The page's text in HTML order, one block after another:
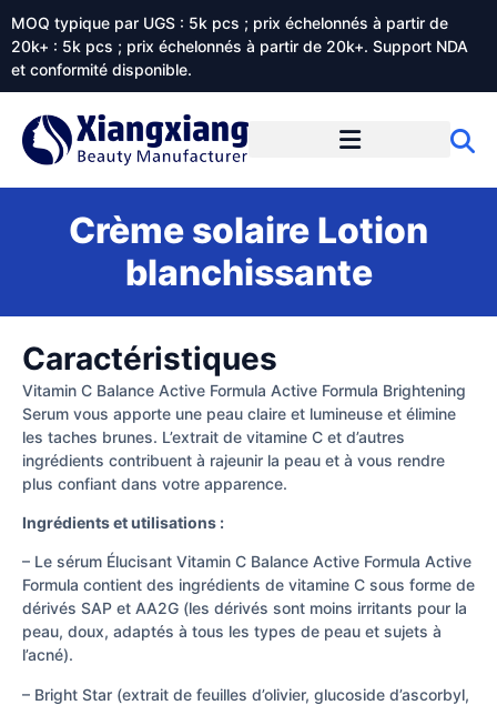
MOQ typique par UGS : 5k pcs ; prix échelonnés à partir de
20k+ : 5k pcs ; prix échelonnés à partir de 20k+. Support NDA
et conformité disponible.
Crème solaire Lotion
blanchissante
Caractéristiques
Vitamin C Balance Active Formula Active Formula Brightening
Serum vous apporte une peau claire et lumineuse et élimine
les taches brunes. L’extrait de vitamine C et d’autres
ingrédients contribuent à rajeunir la peau et à vous rendre
plus confiant dans votre apparence.
Ingrédients et utilisations :
– Le sérum Élucisant Vitamin C Balance Active Formula Active
Formula contient des ingrédients de vitamine C sous forme de
dérivés SAP et AA2G (les dérivés sont moins irritants pour la
peau, doux, adaptés à tous les types de peau et sujets à
l’acné).
– Bright Star (extrait de feuilles d’olivier, glucoside d’ascorbyl,